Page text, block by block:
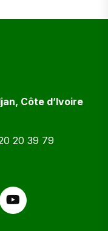
Côte d’Ivoire
20 39 79